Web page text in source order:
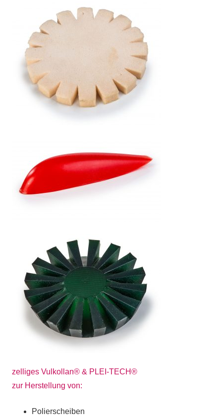
zelliges Vulkollan® & PLEI-TECH®
zur Herstellung von:
Polierscheiben